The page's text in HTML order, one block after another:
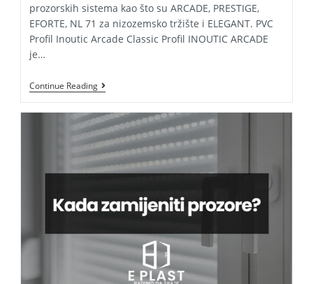
prozorskih sistema kao što su ARCADE, PRESTIGE,
EFORTE, NL 71 za nizozemsko tržište i ELEGANT. PVC
Profil Inoutic Arcade Classic Profil INOUTIC ARCADE
je…
Continue ReadingVrhunski
PVC
Za
Vaš
Dom